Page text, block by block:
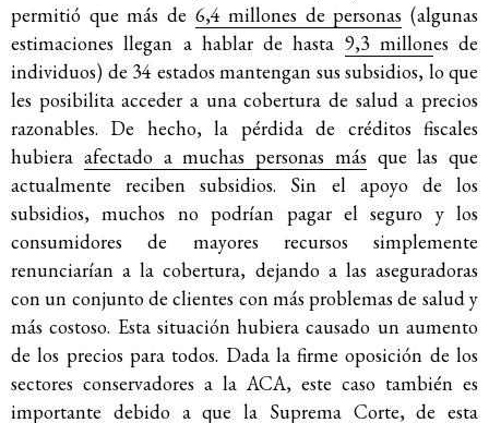
permitió que más de 6,4 millones de personas (algunas
estimaciones llegan a hablar de hasta 9,3 millones de
individuos) de 34 estados mantengan sus subsidios, lo que
les posibilita acceder a una cobertura de salud a precios
razonables. De hecho, la pérdida de créditos fiscales
hubiera afectado a muchas personas más que las que
actualmente reciben subsidios. Sin el apoyo de los
subsidios, muchos no podrían pagar el seguro y los
consumidores de mayores recursos simplemente
renunciarían a la cobertura, dejando a las aseguradoras
con un conjunto de clientes con más problemas de salud y
más costoso. Esta situación hubiera causado un aumento
de los precios para todos. Dada la firme oposición de los
sectores conservadores a la ACA, este caso también es
importante debido a que la Suprema Corte, de esta